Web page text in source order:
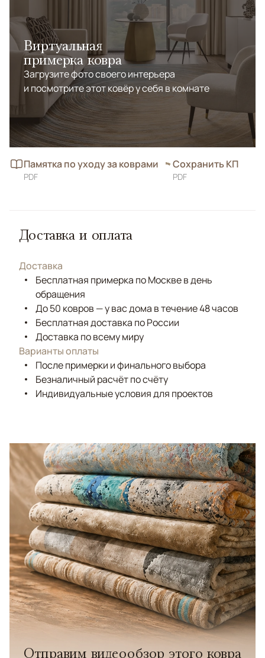
Виртуальная
примерка ковра
Загрузите фото своего интерьера
и посмотрите этот ковёр у себя в комнате
Памятка по уходу за коврами
PDF
Сохранить КП
PDF
Доставка и оплата
Доставка
Бесплатная примерка по Москве в день
обращения
До 50 ковров — у вас дома в течение 48 часов
Бесплатная доставка по России
Доставка по всему миру
Варианты оплаты
После примерки и финального выбора
Безналичный расчёт по счёту
Индивидуальные условия для проектов
Отправим видеообзор этого ковра